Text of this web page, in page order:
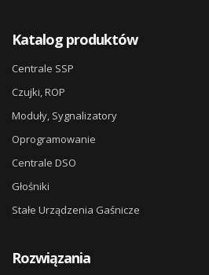
Katalog produktów
Centrale SSP
Czujki, ROP
Moduły, Sygnalizatory
Oprogramowanie
Centrale DSO
Głośniki
Stałe Urządzenia Gaśnicze
Rozwiązania